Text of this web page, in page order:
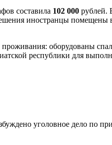
составила 102 000 рублей.
иностранцы
проживания: оборудованы
республики для
уголовное дело по